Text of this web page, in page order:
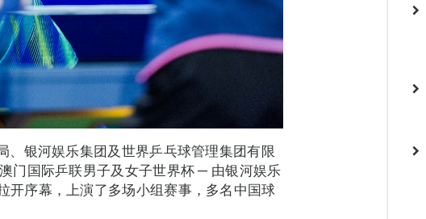
银河娱乐集团及世界乒乓球管理集团有限
门国际乒联男子及女子世界杯 ─ 由银河娱乐
开序幕，上演了多场小组赛事，多名中国球